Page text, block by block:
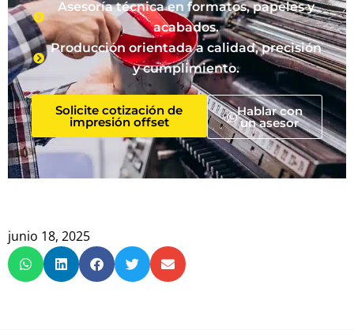
Asesoría técnica en formatos, papeles y
acabados.
Producción orientada a calidad, precisión
y cumplimiento.
Solicite cotización de
impresión offset
Hablar con
un asesor
junio 18, 2025